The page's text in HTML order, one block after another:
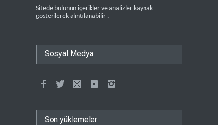
Sitede bulunun içerikler ve analizler kaynak
gösterilerek alıntılanabilir .
Sosyal Medya
Son yüklemeler